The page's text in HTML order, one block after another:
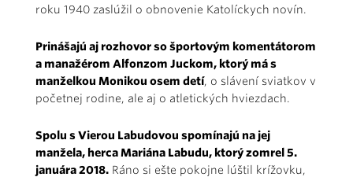
roku 1940 zaslúžil o obnovenie Katolíckych novín.
Prinášajú aj rozhovor so športovým komentátorom
a manažérom Alfonzom Juckom, ktorý má s
manželkou Monikou osem detí, o slávení sviatkov v
početnej rodine, ale aj o atletických hviezdach.
Spolu s Vierou Labudovou spomínajú na jej
manžela, herca Mariána Labudu, ktorý zomrel 5.
januára 2018. Ráno si ešte pokojne lúštil krížovku,